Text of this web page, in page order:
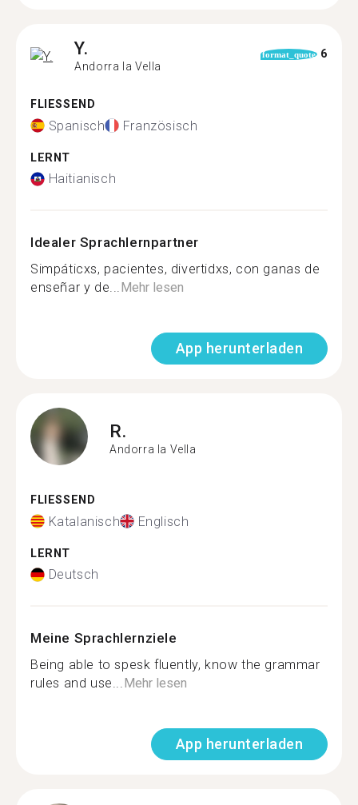
Y.
Andorra la Vella
format_quote 6
FLIESSEND
Spanisch Französisch
LERNT
Haitianisch
Idealer Sprachlernpartner
Simpáticxs, pacientes, divertidxs, con ganas de
enseñar y de...Mehr lesen
App herunterladen
R.
Andorra la Vella
FLIESSEND
Katalanisch Englisch
LERNT
Deutsch
Meine Sprachlernziele
Being able to spesk fluently, know the grammar
rules and use...Mehr lesen
App herunterladen